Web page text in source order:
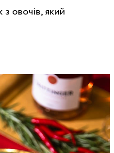
овочів, який